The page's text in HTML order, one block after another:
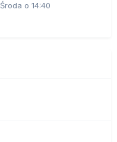
Środa o 14:40